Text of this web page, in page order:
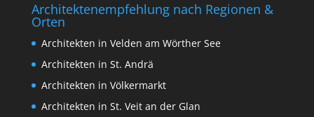
Architektenempfehlung nach Regionen &
Orten
Architekten in Velden am Wörther See
Architekten in St. Andrä
Architekten in Völkermarkt
Architekten in St. Veit an der Glan